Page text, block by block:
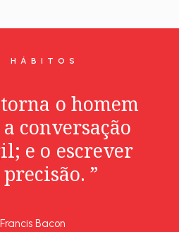
HÁBITOS
torna o homem
a conversação
e o escrever
precisão. ”
Francis Bacon